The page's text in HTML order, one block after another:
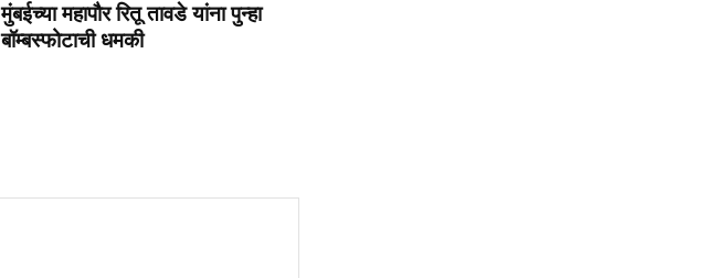
मुंबईच्या महापौर रितू तावडे यांना पुन्हा
बॉम्बस्फोटाची धमकी